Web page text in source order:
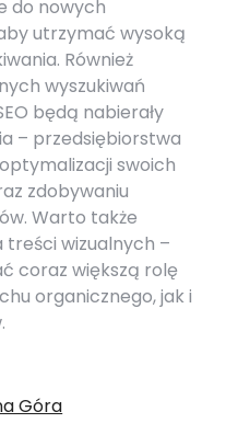
do nowych
utrzymać wysoką
Również
wyszukiwań
będą nabierały
– przedsiębiorstwa
swoich
zdobywaniu
Warto także
treści wizualnych –
coraz większą rolę
organicznego, jak i
Góra